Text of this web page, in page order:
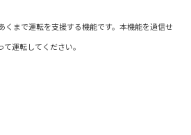
まで運転を支援する機能です。本機能を過信せ
運転してください。